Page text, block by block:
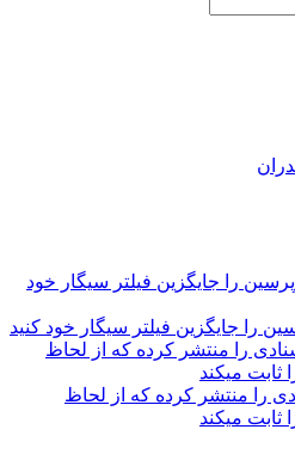
را جایگزین فیلتر سیگار خود کنید
را منتشر کرده که از لحاظ
ثابت میکند